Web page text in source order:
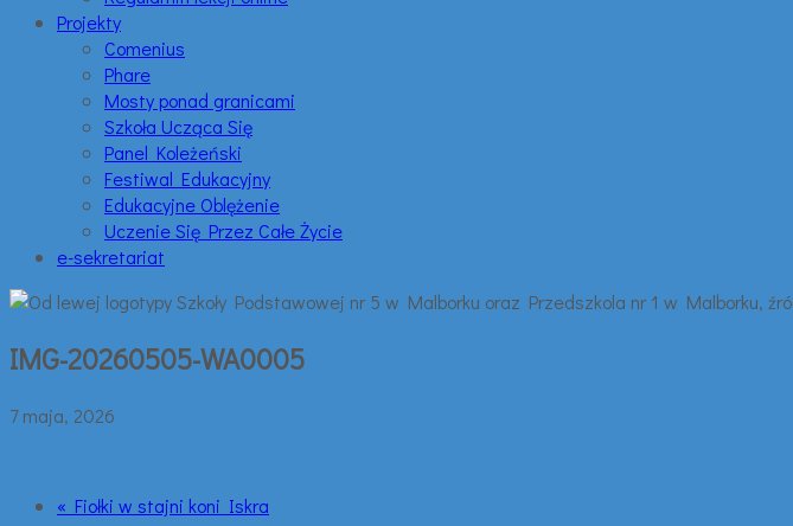
Projekty
Comenius
Phare
Mosty ponad granicami
Szkoła Ucząca Się
Panel Koleżeński
Festiwal Edukacyjny
Edukacyjne Oblężenie
Uczenie Się Przez Całe Życie
e-sekretariat
IMG-20260505-WA0005
7 maja, 2026
« Fiołki w stajni koni Iskra